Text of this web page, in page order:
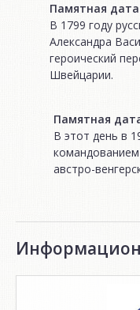
Памятная
В 1799 году
Александра
героический
Швейцарии.
Памятная
В этот день в
австро-